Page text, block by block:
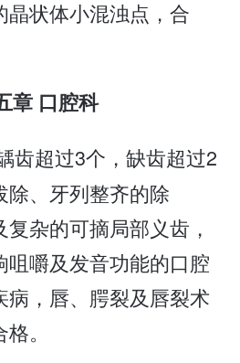
晶状体小混浊点，合
章 口腔科
齿超过3个，缺齿超过2
、牙列整齐的除
杂的可摘局部义齿，
咀嚼及发音功能的口腔
病，唇、腭裂及唇裂术
。